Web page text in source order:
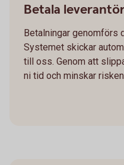
Betala
Betalningar genomförs
Systemet skickar
till oss. Genom att
ni tid och minskar